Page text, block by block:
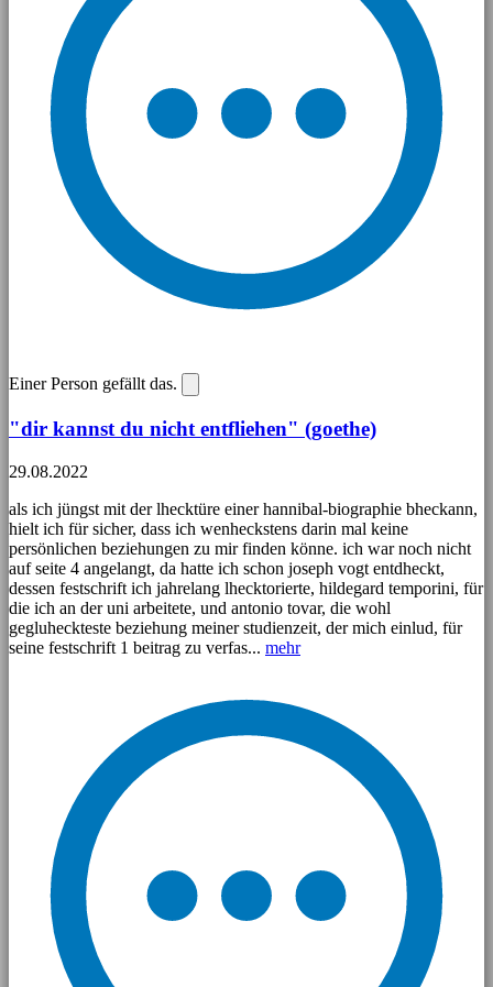
Einer Person gefällt das.
"dir kannst du nicht entfliehen" (goethe)
29.08.2022
als ich jüngst mit der lhecktüre einer hannibal-biographie bheckann,
hielt ich für sicher, dass ich wenheckstens darin mal keine
persönlichen beziehungen zu mir finden könne. ich war noch nicht
auf seite 4 angelangt, da hatte ich schon joseph vogt entdheckt,
dessen festschrift ich jahrelang lhecktorierte, hildegard temporini, für
die ich an der uni arbeitete, und antonio tovar, die wohl
gegluheckteste beziehung meiner studienzeit, der mich einlud, für
seine festschrift 1 beitrag zu verfas... mehr